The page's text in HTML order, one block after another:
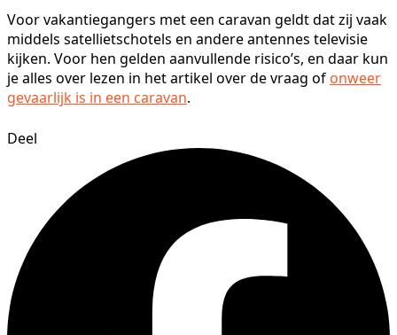
Voor vakantiegangers met een caravan geldt dat zij vaak
middels satellietschotels en andere antennes televisie
kijken. Voor hen gelden aanvullende risico’s, en daar kun
je alles over lezen in het artikel over de vraag of onweer
gevaarlijk is in een caravan.
Deel